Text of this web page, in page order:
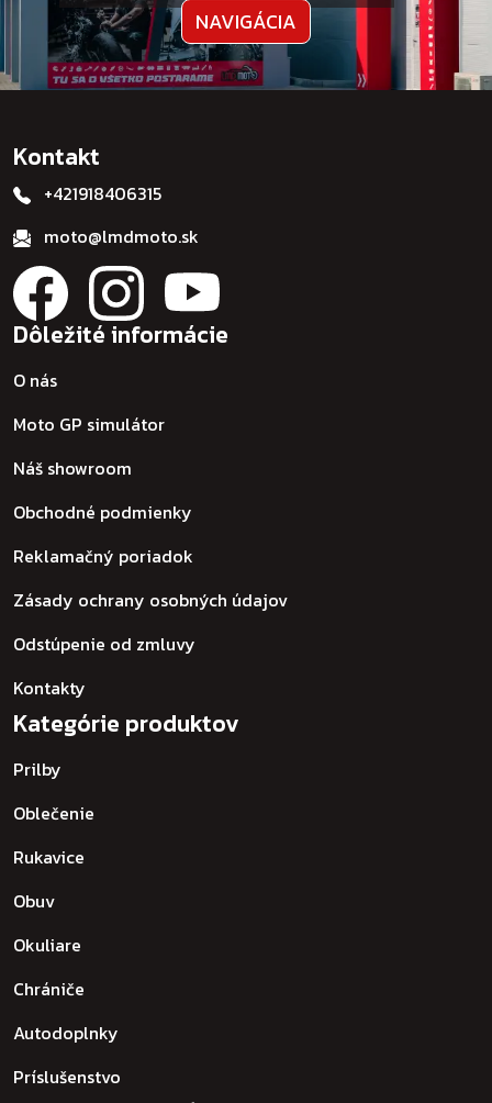
NAVIGÁCIA
Kontakt
+421918406315
moto@lmdmoto.sk
Dôležité informácie
O nás
Moto GP simulátor
Náš showroom
Obchodné podmienky
Reklamačný poriadok
Zásady ochrany osobných údajov
Odstúpenie od zmluvy
Kontakty
Kategórie produktov
Prilby
Oblečenie
Rukavice
Obuv
Okuliare
Chrániče
Autodoplnky
Príslušenstvo